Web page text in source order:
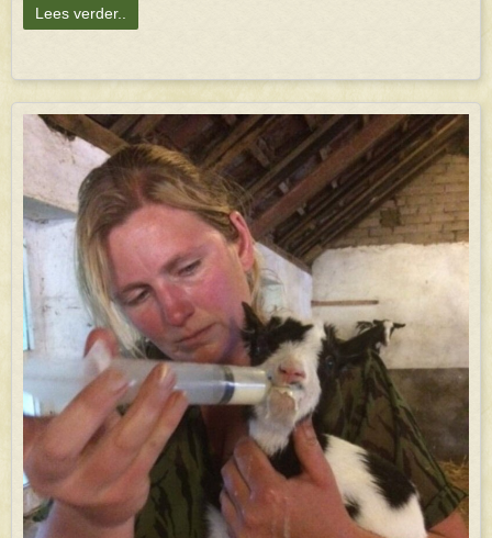
Lees verder..